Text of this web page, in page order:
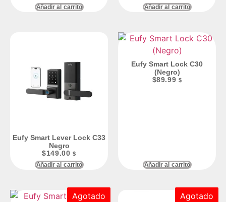
Añadir al carrito Añadir al carrito
Eufy Smart Lever Lock C33
Negro
$149.00 $
Añadir al carrito
Eufy Smart Lock C30
(Negro)
$89.99 $
Añadir al carrito
Agotado Agotado